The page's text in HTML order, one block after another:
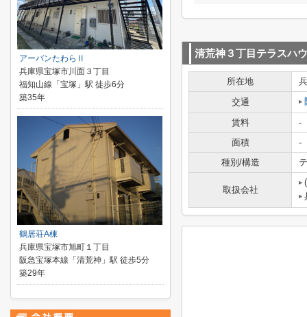
清荒神３丁目テラスハ
所在地
交通
賃料
-
面積
-
種別/構造
取扱会社
アーバンたわらⅡ
兵庫県宝塚市川面３丁目
福知山線「宝塚」駅 徒歩6分
築35年
鶴居荘A棟
兵庫県宝塚市旭町１丁目
阪急宝塚本線「清荒神」駅 徒歩5分
築29年